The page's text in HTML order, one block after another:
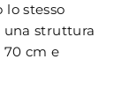
lo stesso
una struttura
70 cm e